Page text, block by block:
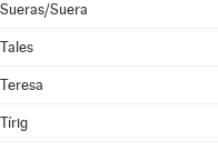
Sueras/Suera
Tales
Teresa
Tírig